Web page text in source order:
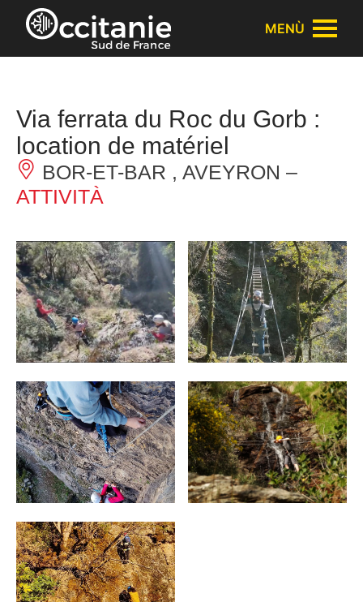
Pannello di gestione dei cookies
MENÙ
Via ferrata du Roc du Gorb :
location de matériel
BOR-ET-BAR , AVEYRON –
ATTIVITÀ